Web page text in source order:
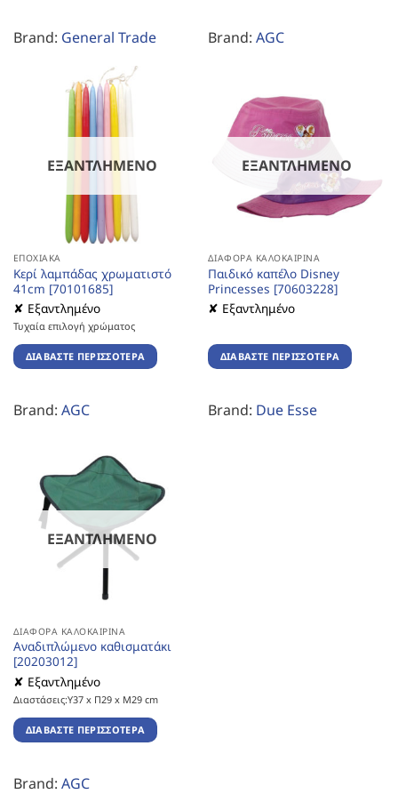
Brand: General Trade Brand: AGC
ΕΞΑΝΤΛΗΜΈΝΟ
ΕΠΟΧΙΑΚΆ
Κερί λαμπάδας χρωματιστό
41cm [70101685]
✘ Εξαντλημένο
Τυχαία επιλογή χρώματος
ΔΙΑΒΆΣΤΕ ΠΕΡΙΣΣΌΤΕΡΑ
Brand: AGC
ΕΞΑΝΤΛΗΜΈΝΟ
ΔΙΆΦΟΡΑ ΚΑΛΟΚΑΙΡΙΝΆ
Παιδικό καπέλο Disney
Princesses [70603228]
✘ Εξαντλημένο
ΔΙΑΒΆΣΤΕ ΠΕΡΙΣΣΌΤΕΡΑ
Brand: Due Esse
ΕΞΑΝΤΛΗΜΈΝΟ
ΔΙΆΦΟΡΑ ΚΑΛΟΚΑΙΡΙΝΆ
Αναδιπλώμενο καθισματάκι
[20203012]
✘ Εξαντλημένο
Διαστάσεις:Υ37 x Π29 x Μ29 cm
ΔΙΑΒΆΣΤΕ ΠΕΡΙΣΣΌΤΕΡΑ
Brand: AGC